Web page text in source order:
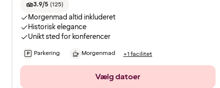
3.9/5 (125)
Morgenmad altid inkluderet
Historisk elegance
Unikt sted for konferencer
Parkering Morgenmad +1 facilitet
Vælg datoer